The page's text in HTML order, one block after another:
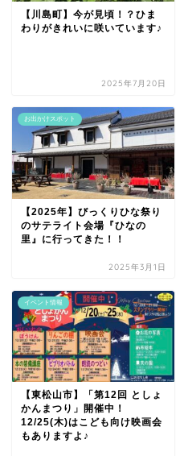
【川島町】今が見頃！？ひま
わりがきれいに咲いています♪
2025年7月20日
お出かけスポット
【2025年】びっくりひな祭り
のサテライト会場『ひなの
里』に行ってきた！！
2025年3月1日
イベント情報
【東松山市】「第12回 としょ
かんまつり」開催中！
12/25(木)はこども向け映画会
もありますよ♪